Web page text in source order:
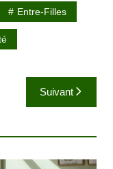
Entre-Filles
Suivant